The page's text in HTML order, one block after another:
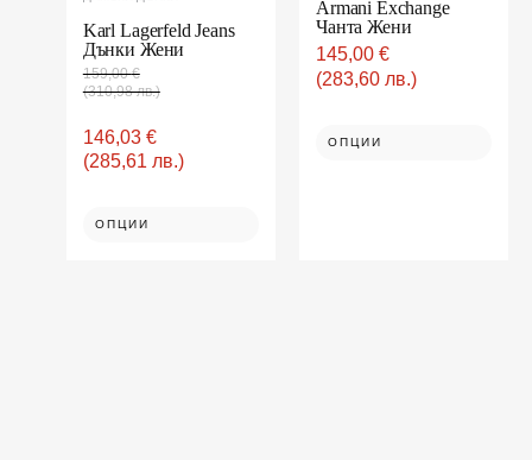
Karl Lagerfeld Jeans
Дънки Жени
159,00€
(310,98 лв.)
146,03 €
(285,61 лв.)
ОПЦИИ
The
options
may
be
on
the
Armani Exchange
Чанта Жени
145,00 €
(283,60 лв.)
ОПЦИИ
options
may
chosen
on
the